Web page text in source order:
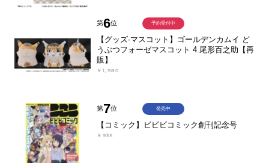
第6位
【グッズ-マスコット】ゴールデンカムイ ど
うぶつフォーゼマスコット 4.尾形百之助【再
販】
￥1,980
予約受付中
第7位
【コミック】ビビビコミック創刊記念号
￥935
発売中